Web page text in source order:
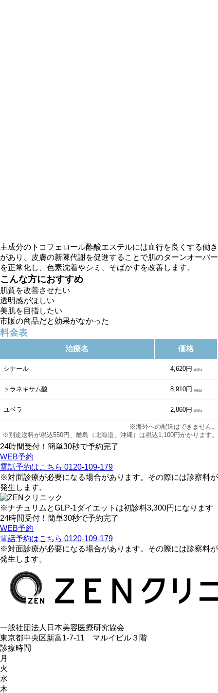
主成分のトコフェロール酢酸エステルには血行を良くする働き
があり、皮膚の新陳代謝を促進することで肌のターンオーバー
を正常化し、色素沈着やシミ、そばかすを改善します。
こんな方におすすめ
肌質を改善させたい
透明感がほしい
美肌を目指したい
市販の商品だと効果がなかった
料金表
治療名 価格
シナール 4,620円 (税込)
トラネキサム酸 8,910円 (税込)
ユベラ 2,860円 (税込)
※海外への配送はできません。
※別途送料が税込550円、離島（北海道、沖縄）は税込1,100円かかります。
24時間受付！簡単30秒で予約完了
WEB予約
電話予約はこちら 0120-109-179
※対面診療が必要になる場合があります。その際には診察料が
発生します。
※ナチュリムとGLP-1ダイエットは初診料3,300円になります
24時間受付！簡単30秒で予約完了
WEB予約
電話予約はこちら 0120-109-179
※対面診療が必要になる場合があります。その際には診察料が
発生します。
一般社団法人日本美容医療研究協会
東京都中央区新富1-7-11 マルイビル３階
診療時間
月
火
水
木